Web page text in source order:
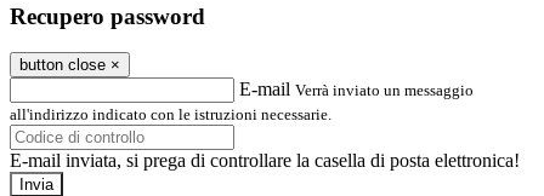
Recupero password
button close ×
E-mail Verrà inviato un messaggio
all'indirizzo indicato con le istruzioni necessarie.
E-mail inviata, si prega di controllare la casella di posta elettronica!